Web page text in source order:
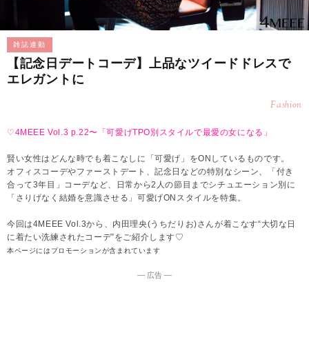
雑誌連動
【記念日デートコーデ】上品なツイードドレスで
エレガントに
Fashion
♡4MEEE Vol.3 p.22〜「可愛げTPO別スタイルで最愛の女になる」
賢い女性はどんな時でも着こなしに「可愛げ」をONしているものです。
オフィスコーデやファーストデート、記念日などの特別なシーン、「付き
合って3年目」コーデなど、日常から2人の節目までシチュエーション別に
「さりげなく結婚を意識させる」可愛げONスタイルを特集。
今回は4MEEE Vol.3から、内田理央(うちだりお)さんが着こなす“大切な日
に着たい洗練されたコーデ”をご紹介します♡
本ページにはプロモーションが含まれています
― 広告 ―